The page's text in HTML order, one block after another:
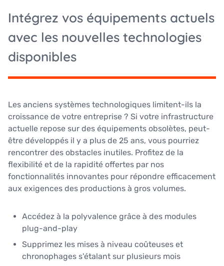
Intégrez vos équipements actuels
avec les nouvelles technologies
disponibles
Les anciens systèmes technologiques limitent-ils la
croissance de votre entreprise ? Si votre infrastructure
actuelle repose sur des équipements obsolètes, peut-
être développés il y a plus de 25 ans, vous pourriez
rencontrer des obstacles inutiles. Profitez de la
flexibilité et de la rapidité offertes par nos
fonctionnalités innovantes pour répondre efficacement
aux exigences des productions à gros volumes.
Accédez à la polyvalence grâce à des modules
plug-and-play
Supprimez les mises à niveau coûteuses et
chronophages s'étalant sur plusieurs mois